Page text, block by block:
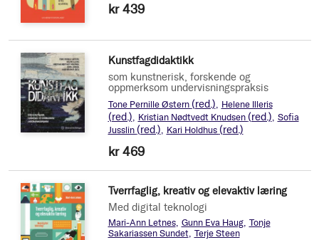
kr 439
Kunstfagdidaktikk
som kunstnerisk, forskende og
oppmerksom undervisningspraksis
Tone Pernille Østern (red.) Helene Illeris
(red.) Kristian Nødtvedt Knudsen (red.) Sofia
Jusslin (red.) Kari Holdhus (red.)
kr 469
Tverrfaglig, kreativ og elevaktiv læring
Med digital teknologi
Mari-Ann Letnes Gunn Eva Haug Tonje
Sakariassen Sundet Terje Steen